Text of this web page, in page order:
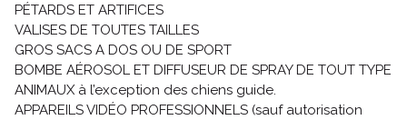
PÉTARDS ET ARTIFICES
VALISES DE TOUTES TAILLES
GROS SACS A DOS OU DE SPORT
BOMBE AÉROSOL ET DIFFUSEUR DE SPRAY DE TOUT TYPE
ANIMAUX à l’exception des chiens guide.
APPAREILS VIDÉO PROFESSIONNELS (sauf autorisation